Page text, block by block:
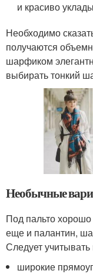
и красиво
Необходимо
получаются
шарфиком
выбирать тонкий
Необычные
Под пальто
еще и палантин,
Следует
широкие